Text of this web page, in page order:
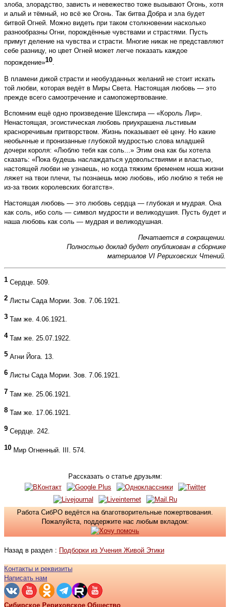
злоба, злорадство, зависть и невежество тоже вызывают Огонь, хотя
и алый и тёмный, но всё же Огонь. Так битва Добра и зла будет
битвой Огней. Можно видеть при таком столкновении насколько
разнообразны Огни, порождённые чувствами и страстями. Пусть
примут деление на чувства и страсти. Многие никак не представляют
себе разницу, но цвет Огней может легче показать каждое
порождение»10.
В пламени дикой страсти и необузданных желаний не стоит искать
той любви, которая ведёт в Миры Света. Настоящая любовь — это
прежде всего самоотречение и самопожертвование.
Вспомним ещё одно произведение Шекспира — «Король Лир».
Ненастоящая, эгоистическая любовь приукрашена льстивым
красноречивым притворством. Жизнь показывает её цену. Но какие
необычные и пронизанные глубокой мудростью слова младшей
дочери короля: «Люблю тебя как соль...» Этим она как бы хотела
сказать: «Пока будешь наслаждаться удовольствиями и властью,
настоящей любви не узнаешь, но когда тяжким бременем ноша жизни
ляжет на твои плечи, ты познаешь мою любовь, ибо люблю я тебя не
из-за твоих королевских богатств».
Настоящая любовь — это любовь сердца — глубокая и мудрая. Она
как соль, ибо соль — символ мудрости и великодушия. Пусть будет и
наша любовь как соль — мудрая и великодушная.
Печатается в сокращении.
Полностью доклад будет опубликован в сборнике
материалов VI Рериховских Чтений.
1 Сердце. 509.
2 Листы Сада Мории. Зов. 7.06.1921.
3 Там же. 4.06.1921.
4Там же. 25.07.1922.
5 Агни Йога. 13.
6 Листы Сада Мории. Зов. 7.06.1921.
7 Там же. 25.06.1921.
8 Там же. 17.06.1921.
9 Сердце. 242.
10 Мир Огненный. III. 574.
Рассказать о статье друзьям:
Работа СибРО ведётся на благотворительные пожертвования.
Пожалуйста, поддержите нас любым вкладом:
Назад в раздел : Подборки из Учения Живой Этики
Контакты и реквизиты
Написать нам
Сибирское Рериховское Общество